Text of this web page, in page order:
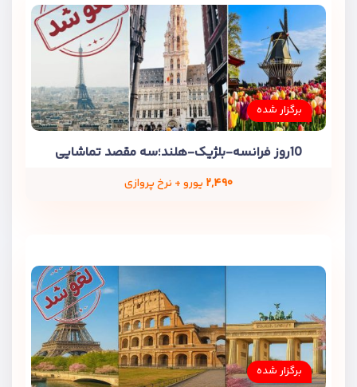
برگزار شده
10روز فرانسه-بلژیک-هلند؛سه مقصد تماشایی
۲,۴۹۰ یورو + نرخ پروازی
برگزار شده